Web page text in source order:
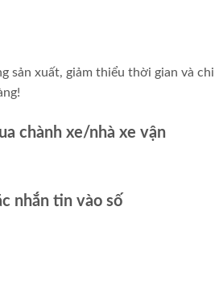
sản xuất, giảm thiểu thời gian và chi
chành xe/nhà xe vận
nhắn tin vào số